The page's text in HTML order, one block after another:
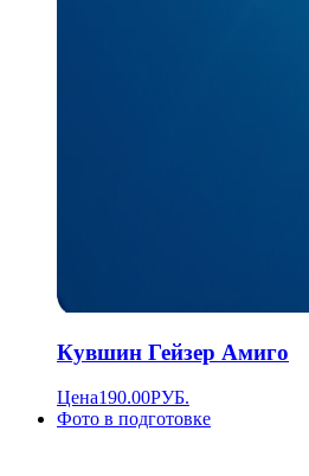
Кувшин Гейзер Амиго
Цена190.00РУБ.
Фото в подготовке